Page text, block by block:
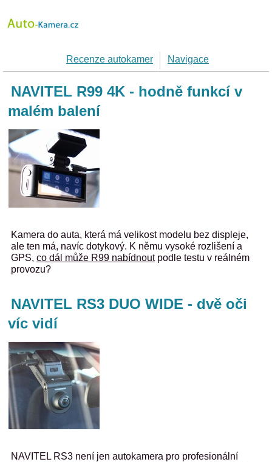
Recenze autokamer Navigace
NAVITEL R99 4K - hodně funkcí v
malém balení
Kamera do auta, která má velikost modelu bez displeje,
ale ten má, navíc dotykový. K němu vysoké rozlišení a
GPS, co dál může R99 nabídnoutpodle testu v reálném
provozu?
NAVITEL RS3 DUO WIDE - dvě oči
víc vidí
NAVITEL RS3 není jen autokamera pro profesionální